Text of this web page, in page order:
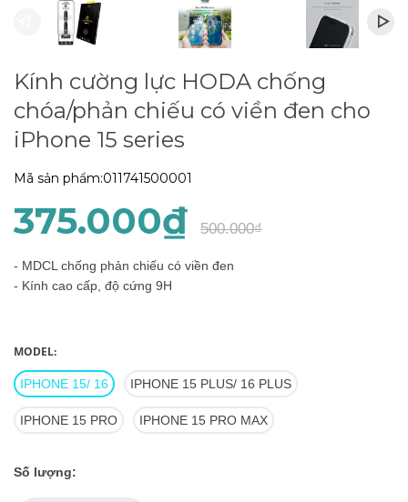
Kính cường lực HODA chống
chóa/phản chiếu có viền đen cho
iPhone 15 series
Mã sản phẩm:011741500001
375.000₫ 500.000₫
- MDCL chống phản chiếu có viền đen
- Kính cao cấp, độ cứng 9H
MODEL:
IPHONE 15/ 16 IPHONE 15 PLUS/ 16 PLUS
IPHONE 15 PRO IPHONE 15 PRO MAX
Số lượng: